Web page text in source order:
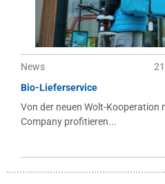
News
Bio-Lieferservice
Von der neuen Wolt-Kooperation
Company profitieren...